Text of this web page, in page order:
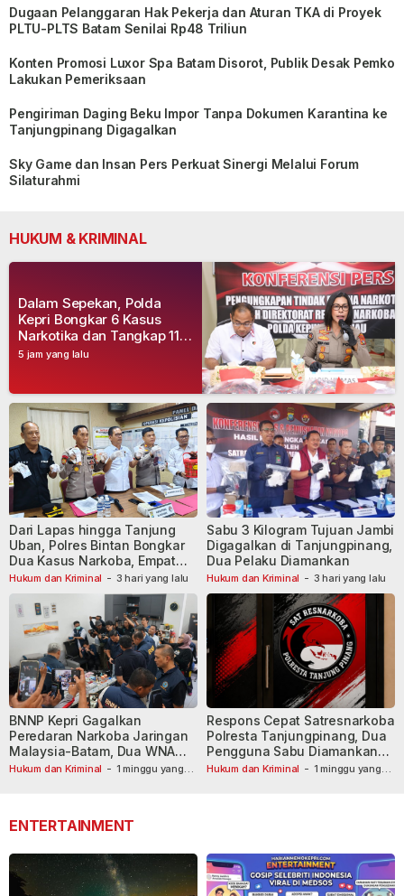
Dugaan Pelanggaran Hak Pekerja dan Aturan TKA di Proyek
PLTU-PLTS Batam Senilai Rp48 Triliun
Konten Promosi Luxor Spa Batam Disorot, Publik Desak Pemko
Lakukan Pemeriksaan
Pengiriman Daging Beku Impor Tanpa Dokumen Karantina ke
Tanjungpinang Digagalkan
Sky Game dan Insan Pers Perkuat Sinergi Melalui Forum
Silaturahmi
HUKUM & KRIMINAL
5 jam yang lalu
Dalam Sepekan, Polda
Kepri Bongkar 6 Kasus
Narkotika dan Tangkap 11
Tersangka
Hukum dan Kriminal - 3 hari yang lalu
Dari Lapas hingga Tanjung
Uban, Polres Bintan Bongkar
Dua Kasus Narkoba, Empat
Tersangka Dibekuk
Hukum dan Kriminal - 3 hari yang lalu
Sabu 3 Kilogram Tujuan Jambi
Digagalkan di Tanjungpinang,
Dua Pelaku Diamankan
Hukum dan Kriminal - 1 minggu yang
BNNP Kepri Gagalkan
Peredaran Narkoba Jaringan
Malaysia-Batam, Dua WNA
Masih Diburu
Hukum dan Kriminal - 1 minggu yang
Respons Cepat Satresnarkoba
Polresta Tanjungpinang, Dua
Pengguna Sabu Diamankan
Usai Dilaporkan ke Call Center
ENTERTAINMENT